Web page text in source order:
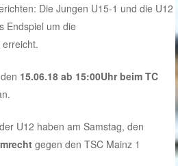
Die Jungen U15-1 und die U12
Endspiel um die
15.06.18 ab 15:00Uhr beim TC
U12 haben am Samstag, den
gegen den TSC Mainz 1